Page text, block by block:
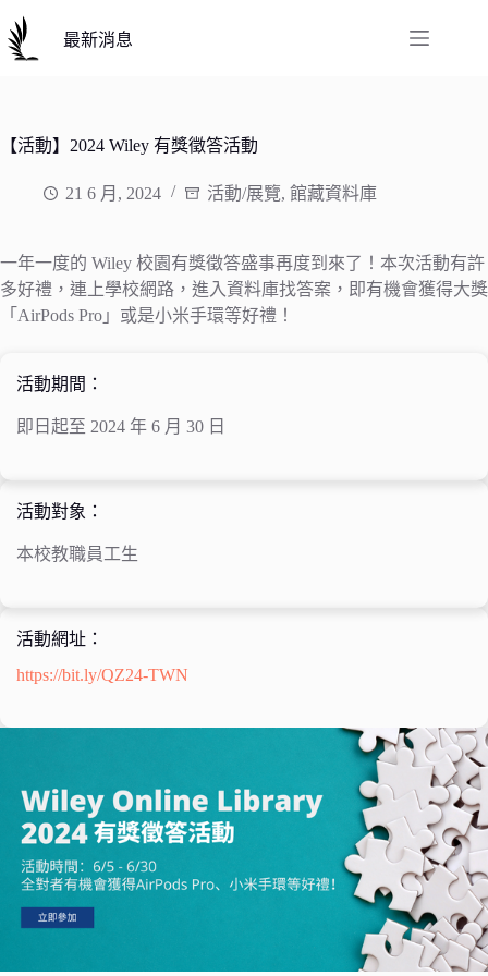
至
主
容
最新消息
【活動】2024 Wiley 有獎徵答活動
21 6 月, 2024 活動/展覽, 館藏資料庫
一年一度的 Wiley 校園有獎徵答盛事再度到來了！本次活動有許
多好禮，連上學校網路，進入資料庫找答案，即有機會獲得大獎
「AirPods Pro」或是小米手環等好禮！
活動期間：
即日起至 2024 年 6 月 30 日
活動對象：
本校教職員工生
活動網址：
https://bit.ly/QZ24-TWN